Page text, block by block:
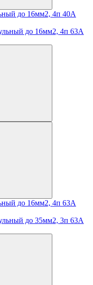
до 16мм2, 4п 40А
до 16мм2, 4п 63А